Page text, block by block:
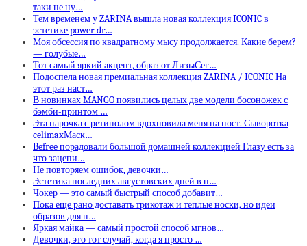
таки не ну…
Тем временем у ZARINA вышла новая коллекция ICONIC в
эстетике power dr…
Моя обсессия по квадратному мысу продолжается. Какие берем?
— голубые…
Тот самый яркий акцент, образ от ЛизыСег…
Подоспела новая премиальная коллекция ZARINA / ICONIC На
этот раз наст…
В новинках MANGO появились целых две модели босоножек с
бэмби-принтом …
Эта парочка с ретинолом вдохновила меня на пост. Сыворотка
celimaxМаск…
Befree порадовали большой домашней коллекцией Глазу есть за
что зацепи…
Не повторяем ошибок, девочки…
Эстетика последних августовских дней в п…
Чокер — это самый быстрый способ добавит…
Пока еще рано доставать трикотаж и теплые носки, но идеи
образов для п…
Яркая майка — самый простой способ мгнов…
Девочки, это тот случай, когда я просто …